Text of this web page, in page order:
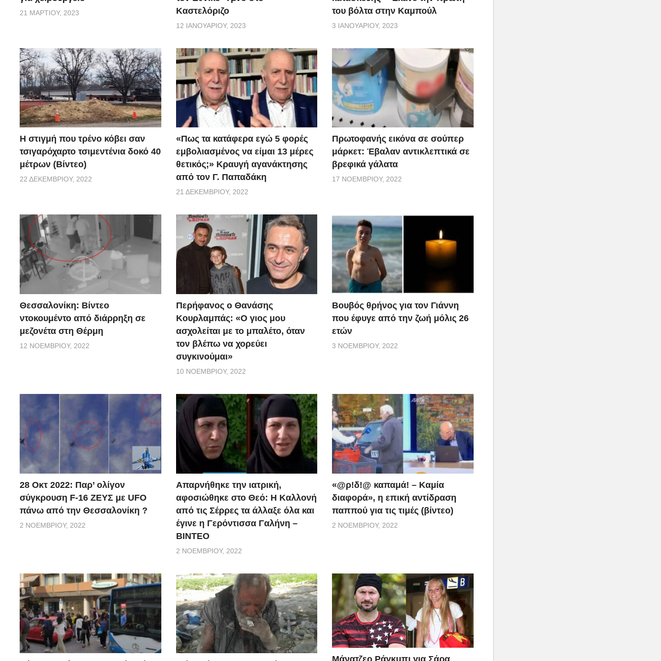
καθήκοντα. Χωρίς ποτέ να του αφήνεται καμία επιλογή στο τι αναλαμβάνει, ακόμη και έξω από την περιοχή των
21 ΜΑΡΤΊΟΥ, 2023
Καστελόριζο
12 ΙΑΝΟΥΑΡΊΟΥ, 2023
του βόλτα στην Καμπούλ
3 ΙΑΝΟΥΑΡΊΟΥ, 2023
H στιγμή που τρένο κόβει σαν
τσιγαρόχαρτο τσιμεντένια δοκό 40
μέτρων (Βίντεο)
22 ΔΕΚΕΜΒΡΊΟΥ, 2022
«Πως τα κατάφερα εγώ 5 φορές
εμβoλιασμένος να είμαι 13 μέρες
θετικός;» Κραυγή αγανάκτησης
από τον Γ. Παπαδάκη
21 ΔΕΚΕΜΒΡΊΟΥ, 2022
Πρωτοφανής εικόνα σε σούπερ
μάρκετ: Έβαλαν αντικλεπτικά σε
βρεφικά γάλατα
17 ΝΟΕΜΒΡΊΟΥ, 2022
Θεσσαλονίκη: Βίντεο
ντοκουμέντο από διάρρηξη σε
μεζονέτα στη Θέρμη
12 ΝΟΕΜΒΡΊΟΥ, 2022
Περήφανος ο Θανάσης
Κουρλαμπάς: «Ο γιος μου
ασχολείται με το μπαλέτο, όταν
τον βλέπω να χορεύει
συγκινούμαι»
10 ΝΟΕΜΒΡΊΟΥ, 2022
Βουβός θρήνος για τον Γιάννη
που έφυγε από την ζωή μόλις 26
ετών
3 ΝΟΕΜΒΡΊΟΥ, 2022
28 Οκτ 2022: Παρ’ ολίγον
σύγκρουση F-16 ΖΕΥΣ με UFO
πάνω από την Θεσσαλονίκη ?
2 ΝΟΕΜΒΡΊΟΥ, 2022
Απαρνήθηκε την ιατρική,
αφοσιώθηκε στο Θεό: Η Καλλονή
από τις Σέρρες τα άλλαξε όλα και
έγινε η Γερόντισσα Γαλήνη –
ΒΙΝΤΕΟ
2 ΝΟΕΜΒΡΊΟΥ, 2022
«@ρ!δ!@ καπαμά! – Καμία
διαφορά», η επική αντίδραση
παππού για τις τιμές (βίντεο)
2 ΝΟΕΜΒΡΊΟΥ, 2022